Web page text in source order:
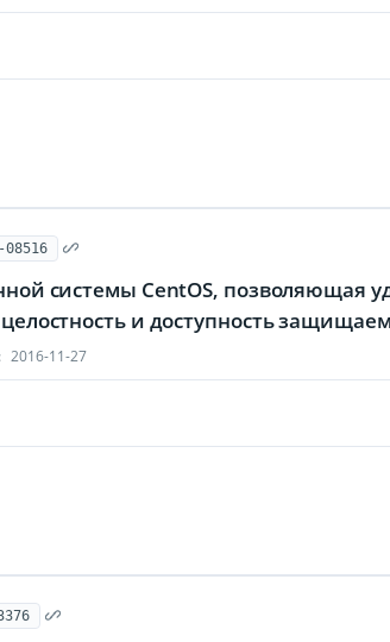
08516
системы CentOS, позволяющая
и доступность
2016-11-27